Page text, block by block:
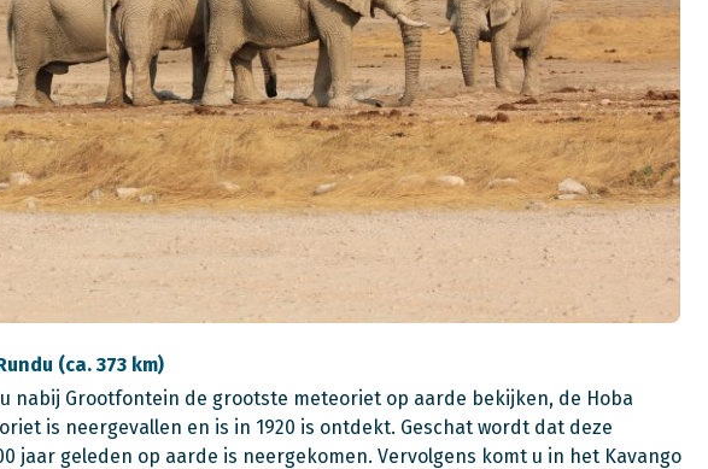
(ca. 373 km)
nabij Grootfontein de grootste meteoriet op aarde bekijken, de Hoba
is neergevallen en is in 1920 is ontdekt. Geschat wordt dat deze
jaar geleden op aarde is neergekomen. Vervolgens komt u in het Kavango